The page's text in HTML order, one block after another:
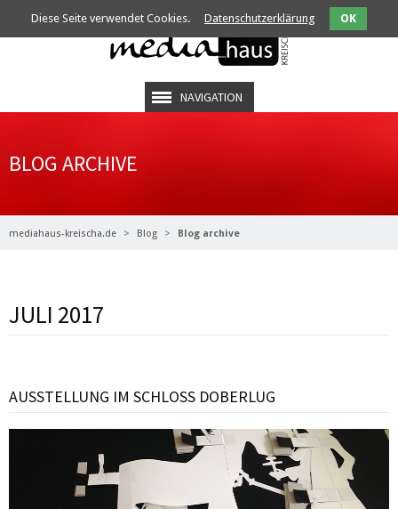
NAVIGATION
BLOG ARCHIVE
mediahaus-kreischa.de Blog Blog archive
JULI 2017
AUSSTELLUNG IM SCHLOSS DOBERLUG
Weiterlesen …
Diese Seite verwendet Cookies. Datenschutzerklärung OK